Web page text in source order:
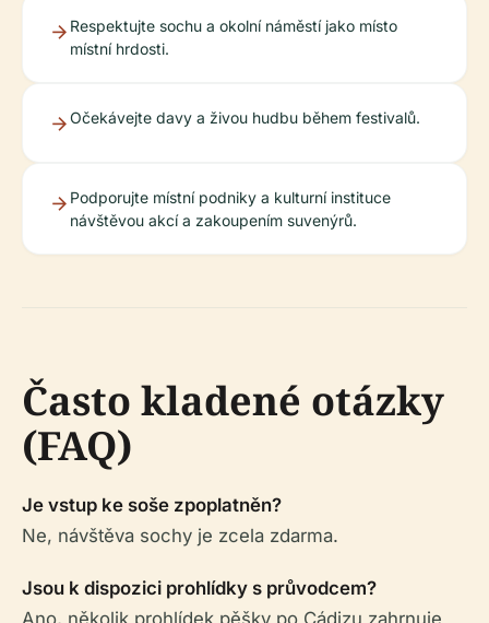
Respektujte sochu a okolní náměstí jako místo
místní hrdosti.
Očekávejte davy a živou hudbu během festivalů.
Podporujte místní podniky a kulturní instituce
návštěvou akcí a zakoupením suvenýrů.
Často kladené otázky
(FAQ)
Je vstup ke soše zpoplatněn?
Ne, návštěva sochy je zcela zdarma.
Jsou k dispozici prohlídky s průvodcem?
Ano, několik prohlídek pěšky po Cádizu zahrnuje